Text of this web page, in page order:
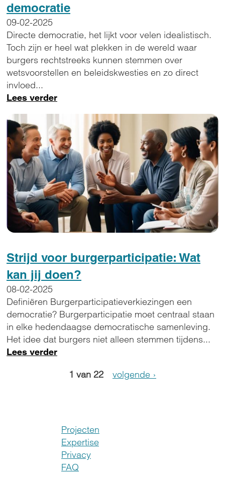
democratie
09-02-2025
Directe democratie, het lijkt voor velen idealistisch.
Toch zijn er heel wat plekken in de wereld waar
burgers rechtstreeks kunnen stemmen over
wetsvoorstellen en beleidskwesties en zo direct
invloed...
Lees verder
Strijd voor burgerparticipatie: Wat
kan jij doen?
08-02-2025
Definiëren Burgerparticipatieverkiezingen een
democratie? Burgerparticipatie moet centraal staan
in elke hedendaagse democratische samenleving.
Het idee dat burgers niet alleen stemmen tijdens...
Lees verder
1 van 22 volgende ›
Projecten
Expertise
Privacy
FAQ